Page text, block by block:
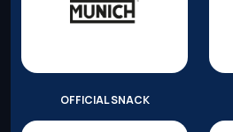
OFFICIAL SNACK